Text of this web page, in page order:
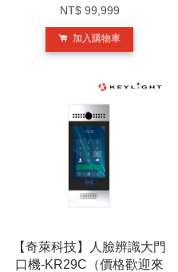
NT$ 99,999
加入購物車
【奇萊科技】人臉辨識大門
口機-KR29C（價格歡迎來